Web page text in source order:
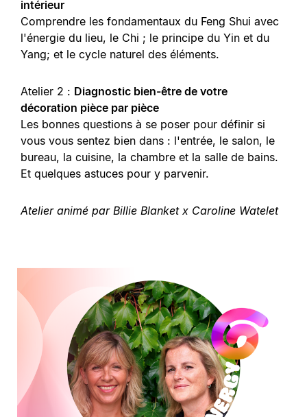
intérieur
Comprendre les fondamentaux du Feng Shui avec
l'énergie du lieu, le Chi ; le principe du Yin et du
Yang; et le cycle naturel des éléments.
Atelier 2 : Diagnostic bien-être de votre
décoration pièce par pièce
Les bonnes questions à se poser pour définir si
vous vous sentez bien dans : l'entrée, le salon, le
bureau, la cuisine, la chambre et la salle de bains.
Et quelques astuces pour y parvenir.
Atelier animé par Billie Blanket x Caroline Watelet